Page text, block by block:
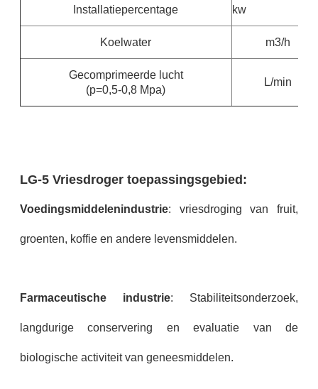
Installatiepercentage kw
Koelwater m3/h
Gecomprimeerde lucht
(p=0,5-0,8 Mpa)
L/min
LG-5 Vriesdroger toepassingsgebied:
Voedingsmiddelenindustrie: vriesdroging van fruit,
groenten, koffie en andere levensmiddelen.
Farmaceutische industrie: Stabiliteitsonderzoek,
langdurige conservering en evaluatie van de
biologische activiteit van geneesmiddelen.